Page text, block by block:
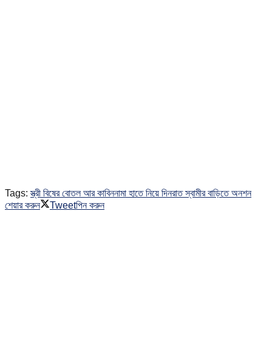
Tags: স্ত্রী বিষের বোতল আর কাবিননামা হাতে নিয়ে দিনরাত স্বামীর বাড়িতে অনশন
শেয়ার করুন
Tweetপিন করুন